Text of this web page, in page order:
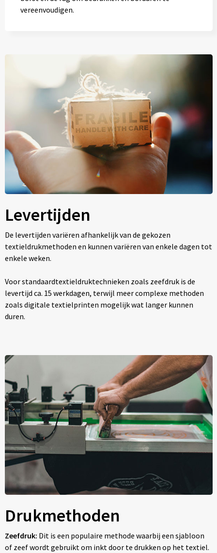
vereenvoudigen.
Levertijden
De levertijden variëren afhankelijk van de gekozen
textieldrukmethoden en kunnen variëren van enkele dagen tot
enkele weken.
Voor standaardtextieldruktechnieken zoals zeefdruk is de
levertijd ca. 15 werkdagen, terwijl meer complexe methoden
zoals digitale textielprinten mogelijk wat langer kunnen
duren.
Drukmethoden
Zeefdruk: Dit is een populaire methode waarbij een sjabloon
of zeef wordt gebruikt om inkt door te drukken op het textiel.